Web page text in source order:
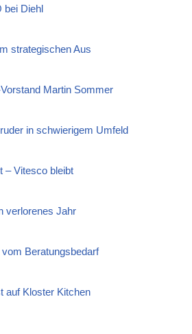
bei Diehl
strategischen Aus
Martin Sommer
in schwierigem Umfeld
– Vitesco bleibt
verlorenes Jahr
Beratungsbedarf
auf Kloster Kitchen